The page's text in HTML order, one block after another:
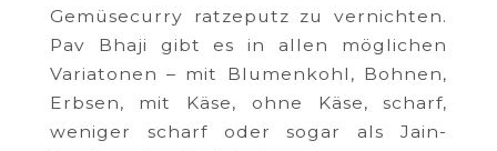
Gemüsecurry ratzeputz zu vernichten.
Pav Bhaji gibt es in allen möglichen
Variatonen – mit Blumenkohl, Bohnen,
Erbsen, mit Käse, ohne Käse, scharf,
weniger scharf oder sogar als Jain-